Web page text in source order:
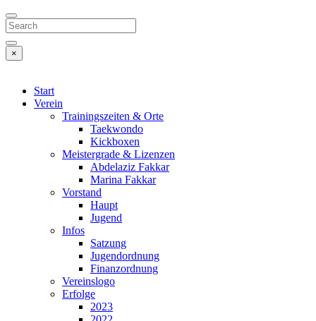
Search
×
Start
Verein
Trainingszeiten & Orte
Taekwondo
Kickboxen
Meistergrade & Lizenzen
Abdelaziz Fakkar
Marina Fakkar
Vorstand
Haupt
Jugend
Infos
Satzung
Jugendordnung
Finanzordnung
Vereinslogo
Erfolge
2023